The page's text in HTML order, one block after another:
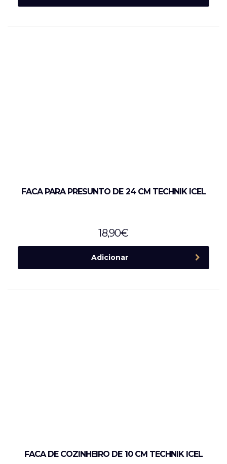
FACA PARA PRESUNTO DE 24 CM TECHNIK ICEL
18,90€
Adicionar
FACA DE COZINHEIRO DE 10 CM TECHNIK ICEL